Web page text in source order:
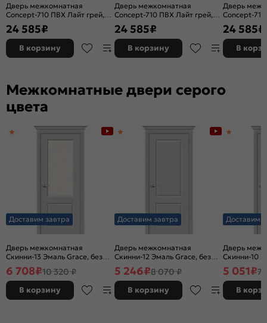
Дверь межкомнатная
Concept-710 ПВХ Лайт грей,
глухая, кромка алюминиевая
матовый хром, каркасно-
щитовая
24 585₽
В корзину
Дверь межкомнатная
Concept-710 ПВХ Лайт грей,
глухая, кромка алюминиевая
черная матовая, каркасно-
щитовая
24 585₽
В корзину
Дверь
Concept-
глухая,
матовый
щитовая
24 585₽
В
Межкомнатные двери серого
цвета
Доставим завтра
Дверь межкомнатная
Скинни-13 Эмаль Grace, без
декора, остекленная, white
сrystal, без кромки, скиновая
6 708₽10 320 ₽
В корзину
Доставим завтра
Дверь межкомнатная
Скинни-12 Эмаль Grace, без
декора, глухая, без стекла,
без кромки, скиновая
5 246₽8 070 ₽
В корзину
Доставим
Дверь
Скинни-10
декора,
без кромки,
5 051₽7
В